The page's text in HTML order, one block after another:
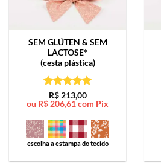
SEM GLÚTEN & SEM
LACTOSE*
(cesta plástica)
Avaliação5
de 5
R$213,00
ou R$ 206,61 com Pix
escolha a estampa do tecido